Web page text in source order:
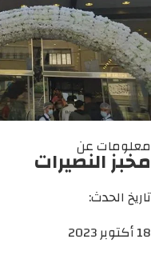
معلومات عن
مخبز النصيرات
تاريخ الحدث:
18 أكتوبر 2023